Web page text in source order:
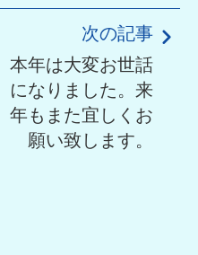
次の記事
本年は大変お世話
になりました。来
年もまた宜しくお
願い致します。